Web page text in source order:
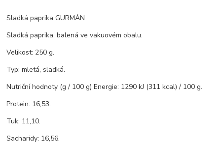
Sladká paprika GURMÁN
Sladká paprika, balená ve vakuovém obalu.
Velikost: 250 g.
Typ: mletá, sladká.
Nutriční hodnoty (g / 100 g) Energie: 1290 kJ (311 kcal) / 100 g.
Protein: 16,53.
Tuk: 11,10.
Sacharidy: 16,56.